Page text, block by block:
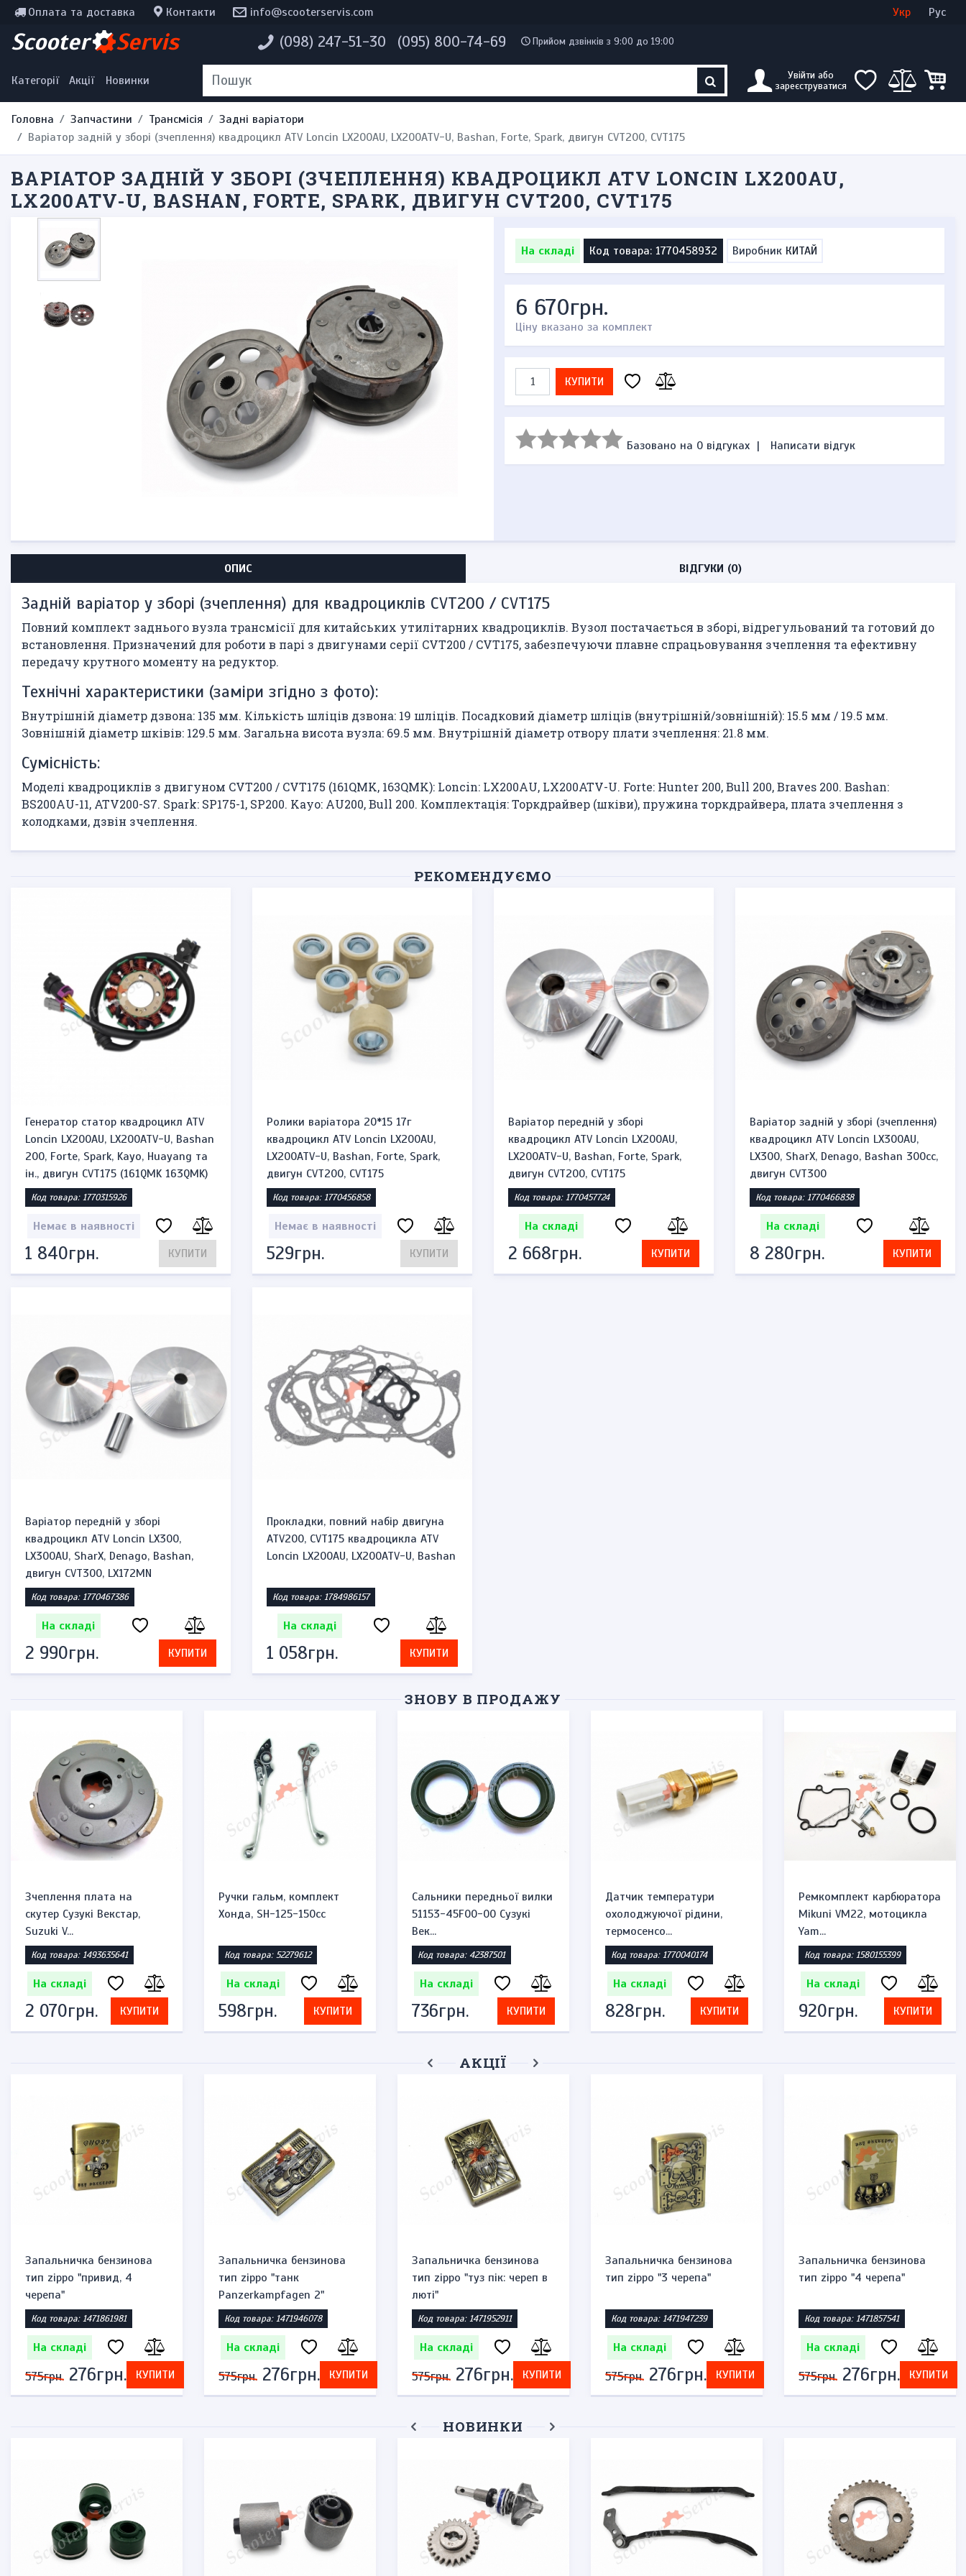
Оплата та доставка Контакти info@scooterservis.com Укр Рус
Scooter Servis (098) 247-51-30 (095) 800-74-69 Прийом дзвінків з 9:00 до 19:00
Категорії Акції Новинки
Увійти або
зареєструватися
Інструменти, мотохімія
Наклейки
Одяг та екіпірування
Головна Запчастини Трансмісія
Задні варіатори
Варіатор задній у зборі (зчеплення) квадроцикл ATV Loncin LX200AU, LX200ATV-U, Bashan, Forte, Spark, двигун CVT200, CVT175
ВАРІАТОР ЗАДНІЙ У ЗБОРІ (ЗЧЕПЛЕННЯ) КВАДРОЦИКЛ ATV LONCIN LX200AU,
LX200ATV-U, BASHAN, FORTE, SPARK, ДВИГУН CVT200, CVT175
На складі Код товара: 1770458932 Виробник КИТАЙ
6 670грн.
Ціну вказано за комплект
КУПИТИ
Базовано на 0 відгуках | Написати відгук
ОПИС ВІДГУКИ (0)
Задній варіатор у зборі (зчеплення) для квадроциклів CVT200 / CVT175
Повний комплект заднього вузла трансмісії для китайських утилітарних квадроциклів. Вузол постачається в зборі, відрегульований та готовий до
встановлення. Призначений для роботи в парі з двигунами серії CVT200 / CVT175, забезпечуючи плавне спрацьовування зчеплення та ефективну
передачу крутного моменту на редуктор.
Технічні характеристики (заміри згідно з фото):
Внутрішній діаметр дзвона: 135 мм. Кількість шліців дзвона: 19 шліців. Посадковий діаметр шліців (внутрішній/зовнішній): 15.5 мм / 19.5 мм.
Зовнішній діаметр шківів: 129.5 мм. Загальна висота вузла: 69.5 мм. Внутрішній діаметр отвору плати зчеплення: 21.8 мм.
Сумісність:
Моделі квадроциклів з двигуном CVT200 / CVT175 (161QMK, 163QMK): Loncin: LX200AU, LX200ATV-U. Forte: Hunter 200, Bull 200, Braves 200. Bashan:
BS200AU-11, ATV200-S7. Spark: SP175-1, SP200. Kayo: AU200, Bull 200. Комплектація: Торкдрайвер (шківи), пружина торкдрайвера, плата зчеплення з
колодками, дзвін зчеплення.
РЕКОМЕНДУЄМО
Генератор статор квадроцикл ATV
Loncin LX200AU, LX200ATV-U, Bashan
200, Forte, Spark, Kayo, Huayang та
ін., двигун CVT175 (161QMK 163QMK)
Код товара: 1770315926
Немає в наявності
1 840грн. КУПИТИ
Ролики варіатора 20*15 17г
квадроцикл ATV Loncin LX200AU,
LX200ATV-U, Bashan, Forte, Spark,
двигун CVT200, CVT175
Код товара: 1770456858
Немає в наявності
529грн. КУПИТИ
Варіатор передній у зборі
квадроцикл ATV Loncin LX200AU,
LX200ATV-U, Bashan, Forte, Spark,
двигун CVT200, CVT175
Код товара: 1770457724
На складі
2 668грн. КУПИТИ
Варіатор задній у зборі (зчеплення)
квадроцикл ATV Loncin LX300AU,
LX300, SharX, Denago, Bashan 300cc,
двигун CVT300
Код товара: 1770466838
На складі
8 280грн. КУПИТИ
Варіатор передній у зборі
квадроцикл ATV Loncin LX300,
LX300AU, SharX, Denago, Bashan,
двигун CVT300, LX172MN
Код товара: 1770467386
На складі
2 990грн. КУПИТИ
Прокладки, повний набір двигуна
ATV200, CVT175 квадроцикла ATV
Loncin LX200AU, LX200ATV-U, Bashan
Код товара: 1784986157
На складі
1 058грн. КУПИТИ
ЗНОВУ В ПРОДАЖУ
Зчеплення плата на
скутер Сузукі Векстар,
Suzuki V...
Код товара: 1493635641
На складі
2 070грн. КУПИТИ
Ручки гальм, комплект
Хонда, SH-125-150cc
Код товара: 52279612
На складі
598грн. КУПИТИ
Сальники передньої вилки
51153-45F00-00 Сузукі
Век...
Код товара: 42387501
На складі
736грн. КУПИТИ
Датчик температури
охолоджуючої рідини,
термосенсо...
Код товара: 1770040174
На складі
828грн. КУПИТИ
Ремкомплект карбюратора
Mikuni VM22, мотоцикла
Yam...
Код товара: 1580155399
На складі
920грн. КУПИТИ
АКЦІЇ
Запальничка бензинова
тип zippo "привид, 4
черепа"
Код товара: 1471861981
На складі
575грн. 276грн. КУПИТИ
Запальничка бензинова
тип zippo "танк
Panzerkampfagen 2"
Код товара: 1471946078
На складі
575грн. 276грн. КУПИТИ
Запальничка бензинова
тип zippo "туз пік: череп в
люті"
Код товара: 1471952911
На складі
575грн. 276грн. КУПИТИ
Запальничка бензинова
тип zippo "3 черепа"
Код товара: 1471947239
На складі
575грн. 276грн. КУПИТИ
Запальничка бензинова
тип zippo "4 черепа"
Код товара: 1471857541
На складі
575грн. 276грн. КУПИТИ
НОВИНКИ